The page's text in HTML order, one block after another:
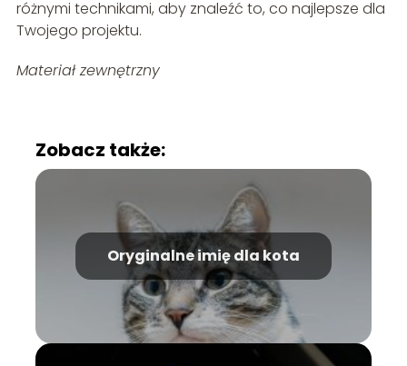
różnymi technikami, aby znaleźć to, co najlepsze dla
Twojego projektu.
Materiał zewnętrzny
Zobacz także:
Oryginalne imię dla kota